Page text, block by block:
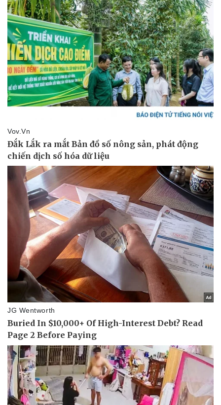
Pháp luật
Tin nóng
Tư vấn luật
Quân sự - Quốc phòng
Vũ khí
Phân tích